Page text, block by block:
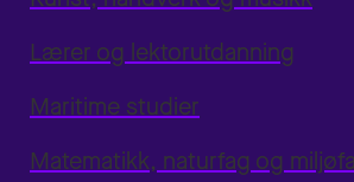
Lærer og lektorutdanning
Maritime studier
Matematikk, naturfag og